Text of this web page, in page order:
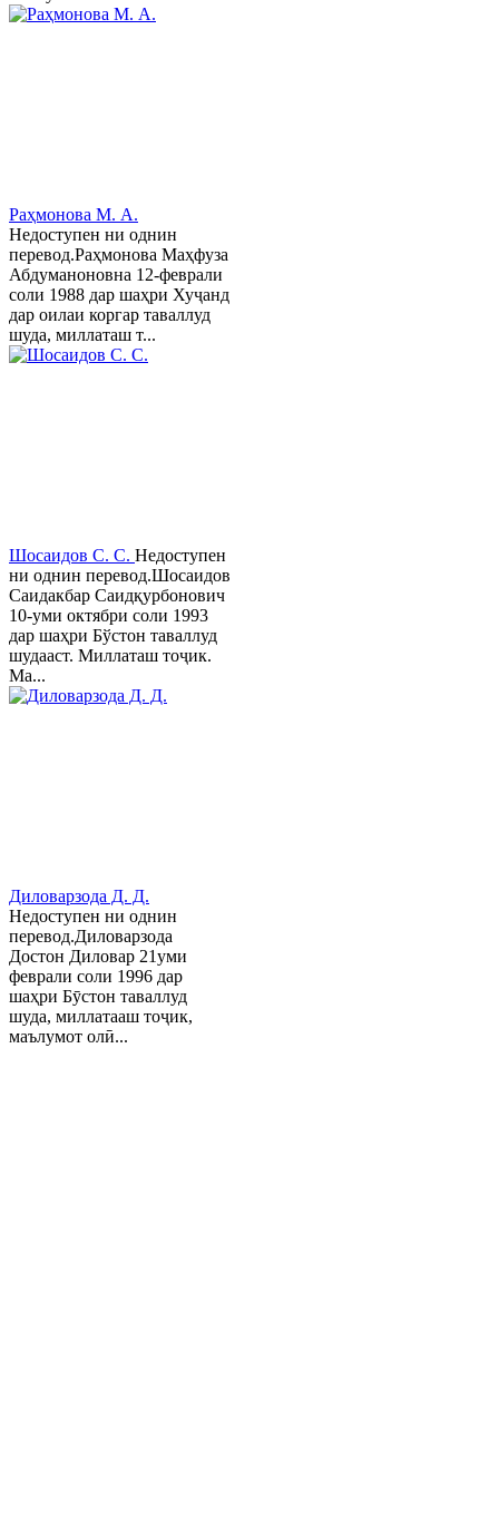
Раҳмонова М. А.
Недоступен ни однин
перевод.Раҳмонова Маҳфуза
Абдуманоновна 12-феврали
соли 1988 дар шаҳри Хуҷанд
дар оилаи коргар таваллуд
шуда, миллаташ т...
Шосаидов С. С. Недоступен
ни однин перевод.Шосаидов
Саидакбар Саидқурбонович
10-уми октябри соли 1993
дар шаҳри Бўстон таваллуд
шудааст. Миллаташ тоҷик.
Ма...
Диловарзода Д. Д.
Недоступен ни однин
перевод.Диловарзода
Достон Диловар 21уми
феврали соли 1996 дар
шаҳри Бӯстон таваллуд
шуда, миллатааш тоҷик,
маълумот олӣ...